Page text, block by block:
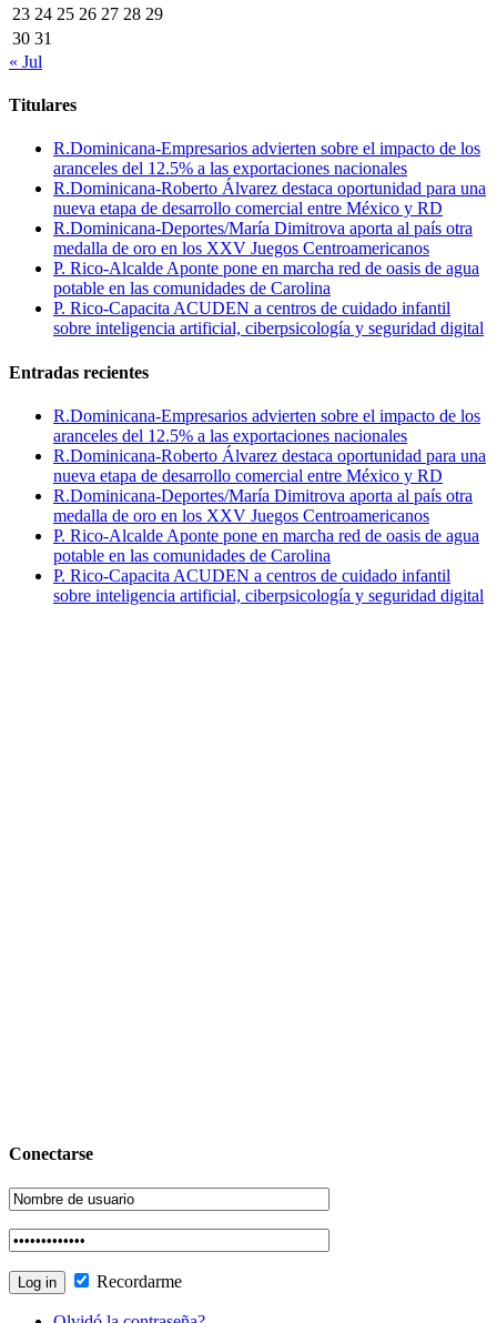
23 24 25 26 27 28 29
30 31
« Jul
Titulares
R.Dominicana-Empresarios advierten sobre el impacto de los
aranceles del 12.5% a las exportaciones nacionales
R.Dominicana-Roberto Álvarez destaca oportunidad para una
nueva etapa de desarrollo comercial entre México y RD
R.Dominicana-Deportes/María Dimitrova aporta al país otra
medalla de oro en los XXV Juegos Centroamericanos
P. Rico-Alcalde Aponte pone en marcha red de oasis de agua
potable en las comunidades de Carolina
P. Rico-Capacita ACUDEN a centros de cuidado infantil
sobre inteligencia artificial, ciberpsicología y seguridad digital
Entradas recientes
R.Dominicana-Empresarios advierten sobre el impacto de los
aranceles del 12.5% a las exportaciones nacionales
R.Dominicana-Roberto Álvarez destaca oportunidad para una
nueva etapa de desarrollo comercial entre México y RD
R.Dominicana-Deportes/María Dimitrova aporta al país otra
medalla de oro en los XXV Juegos Centroamericanos
P. Rico-Alcalde Aponte pone en marcha red de oasis de agua
potable en las comunidades de Carolina
P. Rico-Capacita ACUDEN a centros de cuidado infantil
sobre inteligencia artificial, ciberpsicología y seguridad digital
Conectarse
Recordarme